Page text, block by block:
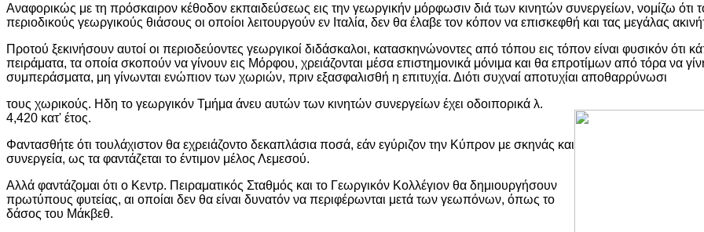
Αναφορικώς με τη πρόσκαιρον κέθοδον εκπαιδεύσεως εις την γεωργικήν μόρφωσιν διά των κινητών συνεργείων, νομίζω ότι
περιοδικούς γεωργικούς θιάσους οι οποίοι λειτουργούν εν Ιταλία, δεν θα έλαβε τον κόπον να επισκεφθή και τας μεγάλας
Προτού ξεκινήσουν αυτοί οι περιοδεύοντες γεωργικοί διδάσκαλοι, κατασκηνώνοντες από τόπου εις τόπον είναι φυσικόν
πειράματα, τα οποία σκοπούν να γίνουν εις Μόρφου, χρειάζονται μέσα επιστημονικά μόνιμα και θα επροτίμων από τόρα να
συμπεράσματα, μη γίνωνται ενώπιον των χωριών, πριν εξασφαλισθή η επιτυχία. Διότι συχναί αποτυχίαι αποθαρρύνωσι
τους χωρικούς. Ηδη το γεωργικόν Τμήμα άνευ αυτών των κινητών συνεργείων έχει οδοιπορικά λ.
4,420 κατ' έτος.
Φαντασθήτε ότι τουλάχιστον θα εχρειάζοντο δεκαπλάσια ποσά, εάν εγύριζον την Κύπρον με σκηνάς και
συνεργεία, ως τα φαντάζεται το έντιμον μέλος Λεμεσού.
Αλλά φαντάζομαι ότι ο Κεντρ. Πειραματικός Σταθμός και το Γεωργικόν Κολλέγιον θα δημιουργήσουν
πρωτύπους φυτείας, αι οποίαι δεν θα είναι δυνατόν να περιφέρωνται μετά των γεωπόνων, όπως το
δάσος του Μάκβεθ.